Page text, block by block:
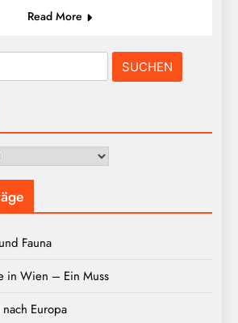
Read More
Fauna
in Wien – Ein Muss
Europa